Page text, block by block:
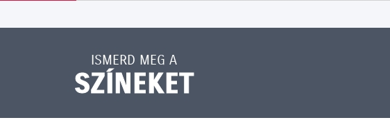
ISMERD MEG A
SZÍNEKET